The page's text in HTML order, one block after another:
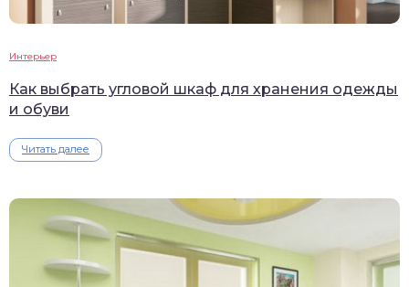
Интерьер
Как выбрать угловой шкаф для хранения одежды
и обуви
Читать далее